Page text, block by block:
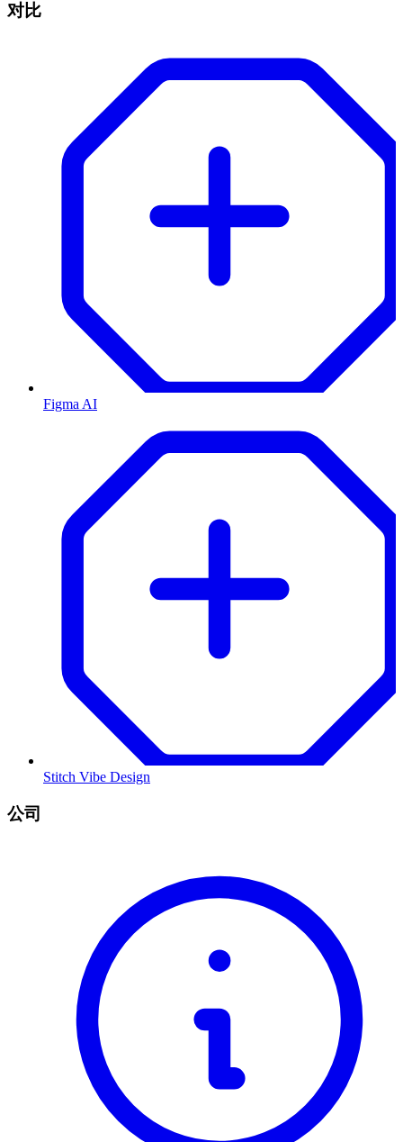
对比
Figma AI
Stitch Vibe Design
公司